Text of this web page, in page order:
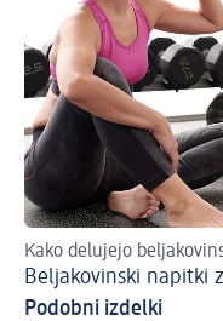
Kako delujejo
Beljakovinski napitki
Podobni izdelki